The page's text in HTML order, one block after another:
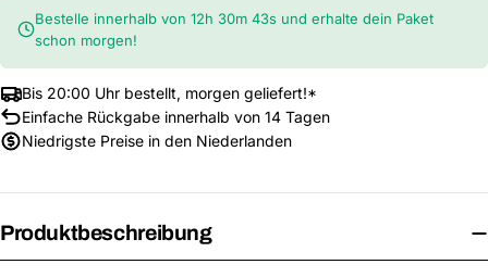
Bestelle innerhalb von 12h 30m 42s und erhalte dein Paket
schon morgen!
Bis 20:00 Uhr bestellt, morgen geliefert!*
Einfache Rückgabe innerhalb von 14 Tagen
Niedrigste Preise in den Niederlanden
Produktbeschreibung